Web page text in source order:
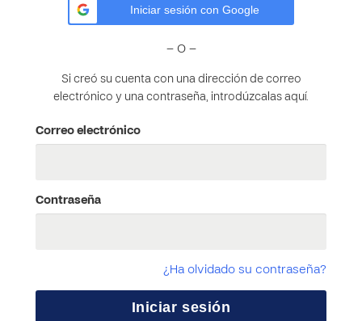
Iniciar sesión con Google
– O –
Si creó su cuenta con una dirección de correo
electrónico y una contraseña, introdúzcalas aquí.
Correo electrónico
Contraseña
¿Ha olvidado su contraseña?